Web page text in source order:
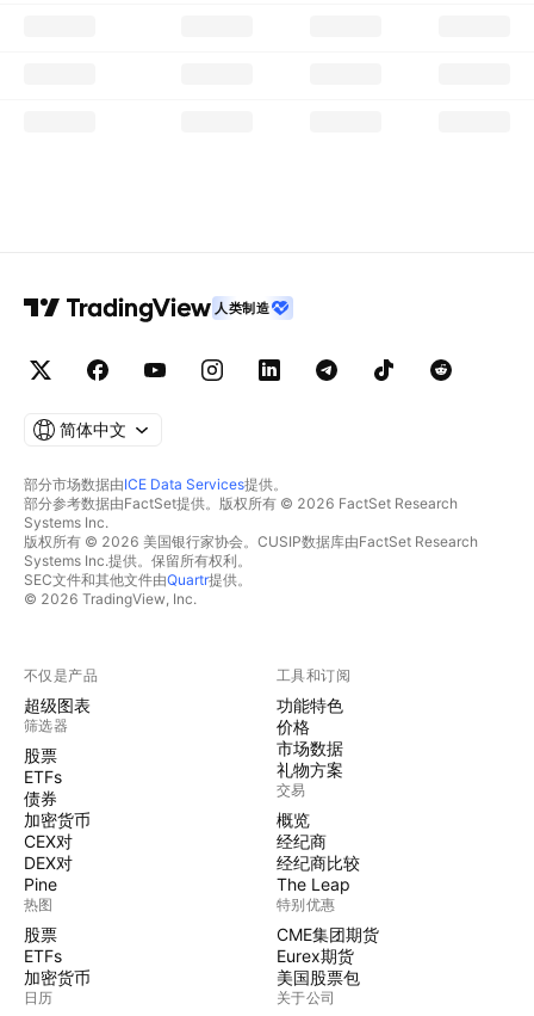
人类制造
简体中文
部分市场数据由ICE Data Services提供。
部分参考数据由FactSet提供。版权所有 © 2026 FactSet Research
Systems Inc.
版权所有 © 2026 美国银行家协会。CUSIP数据库由FactSet Research
Systems Inc.提供。保留所有权利。
SEC文件和其他文件由Quartr提供。
© 2026 TradingView, Inc.
不仅是产品
超级图表
筛选器
股票
ETFs
债券
加密货币
CEX对
DEX对
Pine
热图
股票
ETFs
加密货币
日历
工具和订阅
功能特色
价格
市场数据
礼物方案
交易
概览
经纪商
经纪商比较
The Leap
特别优惠
CME集团期货
Eurex期货
美国股票包
关于公司